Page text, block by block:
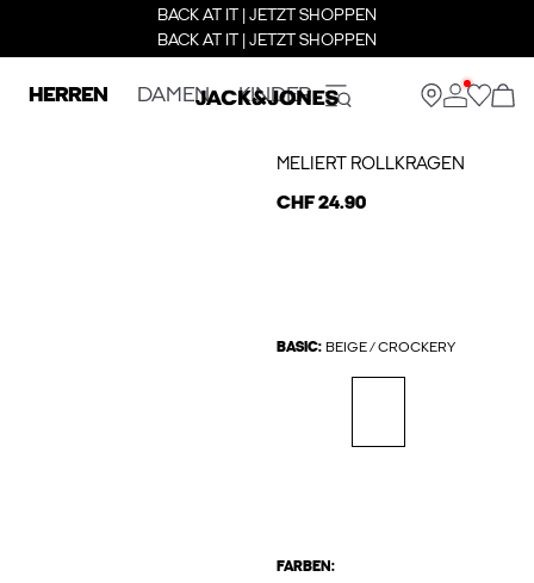
BACK AT IT | JETZT SHOPPEN
BACK AT IT | JETZT SHOPPEN
HERREN DAMEN KINDER
MELIERT ROLLKRAGEN
CHF 24.90
BASIC: BEIGE / CROCKERY
FARBEN: